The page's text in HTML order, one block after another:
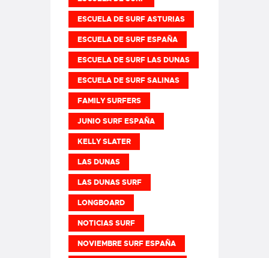
ESCUELA DE SURF ASTURIAS
ESCUELA DE SURF ESPAÑA
ESCUELA DE SURF LAS DUNAS
ESCUELA DE SURF SALINAS
FAMILY SURFERS
JUNIO SURF ESPAÑA
KELLY SLATER
LAS DUNAS
LAS DUNAS SURF
LONGBOARD
NOTICIAS SURF
NOVIEMBRE SURF ESPAÑA